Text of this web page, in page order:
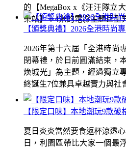
的【MegaBox x《汪汪隊立
樂站】！4米的電影主題巨型
【限定口味】本地潮玩9款破
夏日炎炎當然要食返杯涼透
日，利園區帶比大家一個最
【頒獎典禮】2026全港時尚
2026年第十六屆「全港時尚
閉幕禮，於日前圓滿結束，
煥城光」為主題，經過獨立
終誕生7位兼具卓越實力與社